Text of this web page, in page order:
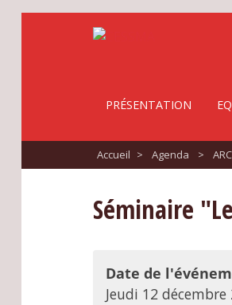
PRÉSENTATION
Accueil > Agenda >
Séminaire
Date de
Jeudi 12